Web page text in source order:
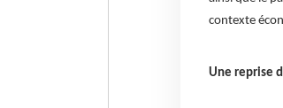
contexte
Une reprise